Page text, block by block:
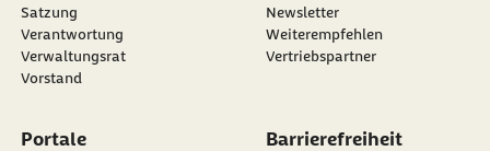
Satzung
Verantwortung
Verwaltungsrat
Vorstand
Newsletter
externer Link:
Weiterempfehlen
Vertriebspartner
Portale Barrierefreiheit